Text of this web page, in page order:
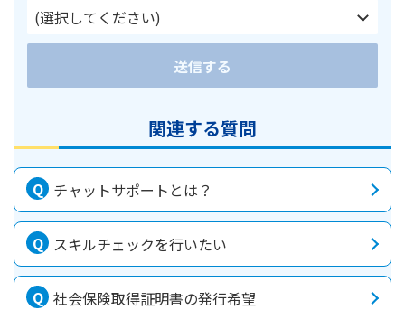
(選択してください)
送信する
関連する質問
チャットサポートとは？
スキルチェックを行いたい
社会保険取得証明書の発行希望